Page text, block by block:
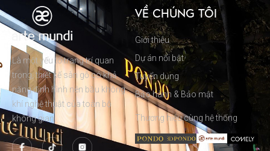
Là một yếu tố trang trí quan
trọng, thiết kế sàn gỗ có khả
năng định hình nên bầu không
khí nghệ thuật của toàn bộ
không gian.
VỀ CHÚNG TÔI
Giới thiệu
Dự án nổi bật
Tuyển dụng
Bảo hành & Bảo mật
Thương hiệu cùng hệ thống